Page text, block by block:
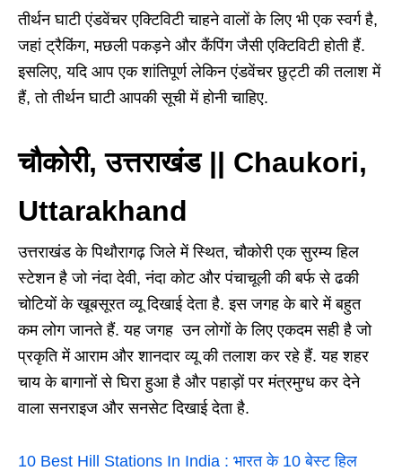
तीर्थन घाटी एंडवेंचर एक्टिविटी चाहने वालों के लिए भी एक स्वर्ग है,
जहां ट्रैकिंग, मछली पकड़ने और कैंपिंग जैसी एक्टिविटी होती हैं.
इसलिए, यदि आप एक शांतिपूर्ण लेकिन एंडवेंचर छुट्टी की तलाश में
हैं, तो तीर्थन घाटी आपकी सूची में होनी चाहिए.
चौकोरी, उत्तराखंड || Chaukori,
Uttarakhand
उत्तराखंड के पिथौरागढ़ जिले में स्थित, चौकोरी एक सुरम्य हिल
स्टेशन है जो नंदा देवी, नंदा कोट और पंचाचूली की बर्फ से ढकी
चोटियों के खूबसूरत व्यू दिखाई देता है. इस जगह के बारे में बहुत
कम लोग जानते हैं. यह जगह उन लोगों के लिए एकदम सही है जो
प्रकृति में आराम और शानदार व्यू की तलाश कर रहे हैं. यह शहर
चाय के बागानों से घिरा हुआ है और पहाड़ों पर मंत्रमुग्ध कर देने
वाला सनराइज और सनसेट दिखाई देता है.
10 Best Hill Stations In India : भारत के 10 बेस्ट हिल